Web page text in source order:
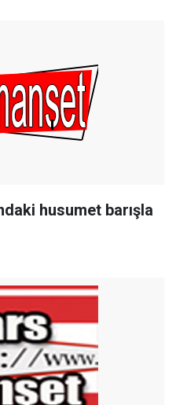
husumet barışla